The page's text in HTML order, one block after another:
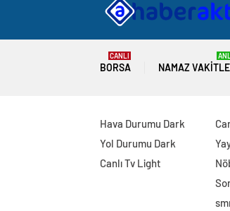
BORSA
CANLI
NAMAZ
Hava Durumu Dark
Yol Durumu Dark
Canlı Tv Light